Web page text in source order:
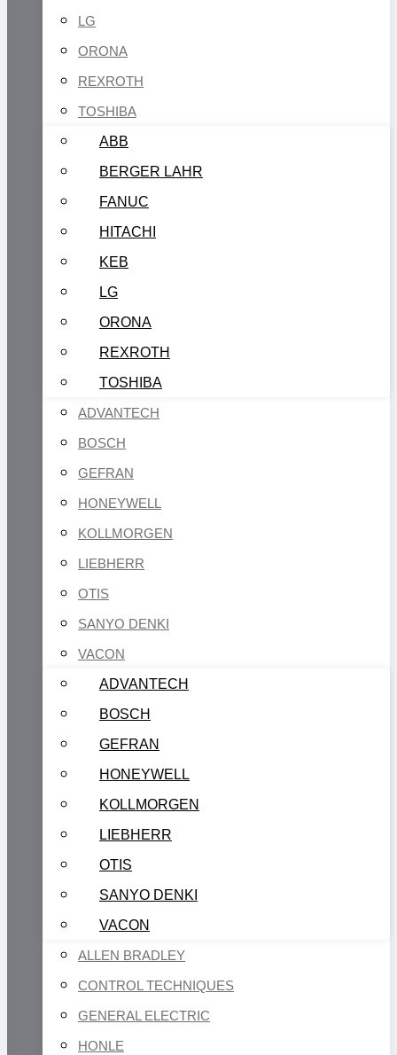
LG
ORONA
REXROTH
TOSHIBA
ABB
BERGER LAHR
FANUC
HITACHI
KEB
LG
ORONA
REXROTH
TOSHIBA
ADVANTECH
BOSCH
GEFRAN
HONEYWELL
KOLLMORGEN
LIEBHERR
OTIS
SANYO DENKI
VACON
ADVANTECH
BOSCH
GEFRAN
HONEYWELL
KOLLMORGEN
LIEBHERR
OTIS
SANYO DENKI
VACON
ALLEN BRADLEY
CONTROL TECHNIQUES
GENERAL ELECTRIC
HONLE